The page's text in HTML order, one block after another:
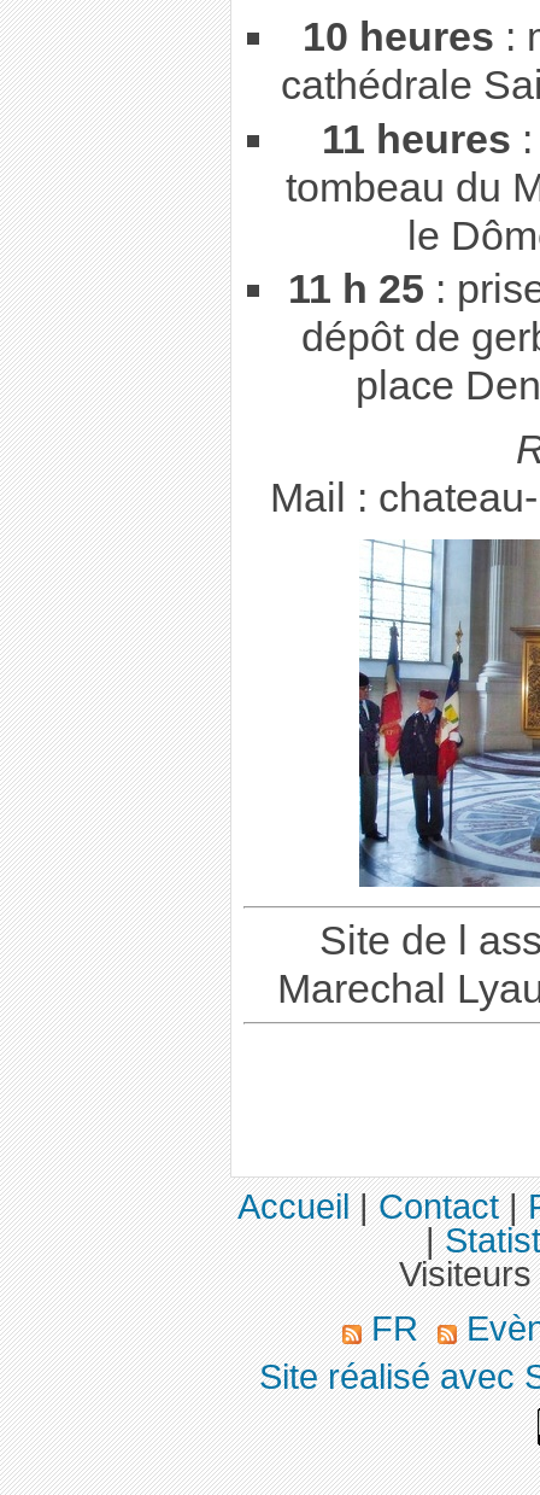
10 heures :
cathédrale
11 heures
tombeau du
le
11 h 25 :
dépôt de
place
Mail :
Site de l
Marechal
Accueil|Contact|
|
FR
Site réalisé avec